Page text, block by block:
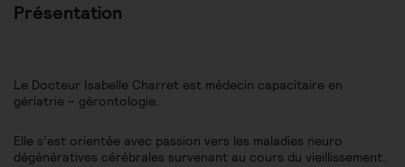
Présentation
Le Docteur Isabelle Charret est médecin capacitaire en
gériatrie – gérontologie.
Elle s’est orientée avec passion vers les maladies neuro
dégénératives cérébrales survenant au cours du vieillissement.